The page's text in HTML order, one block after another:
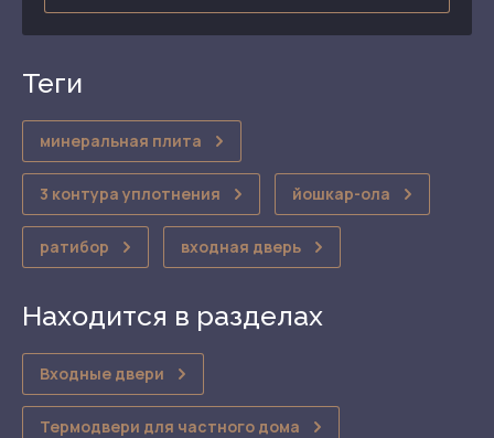
теги
минеральная плита
3 контура уплотнения йошкар-ола
ратибор входная дверь
Находится в разделах
Входные двери
Термодвери для частного дома